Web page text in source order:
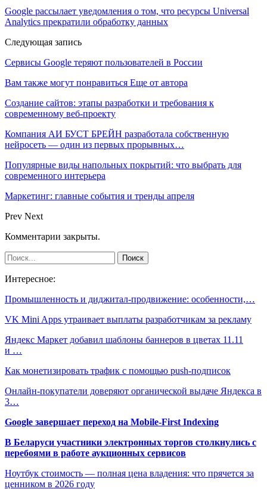
Google рассылает уведомления о том, что ресурсы Universal
Analytics прекратили обработку данных
Следующая запись
Сервисы Google теряют пользователей в России
Вам также могут понравиться Еще от автора
Создание сайтов: этапы разработки и требования к
современному веб-проекту
Компания АИ БУСТ БРЕЙН разработала собственную
нейросеть — один из первых прорывных…
Популярные виды напольных покрытий: что выбрать для
современного интерьера
Маркетинг: главные события и тренды апреля
Prev Next
Комментарии закрыты.
Интересное:
Промышленность и диджитал-продвижение: особенности,…
VK Mini Apps утраивает выплаты разработчикам за рекламу
Яндекс Маркет добавил шаблоны баннеров в цветах 11.11
и …
Как монетизировать трафик с помощью push-подписок
Онлайн-покупатели доверяют органической выдаче Яндекса в
3…
Google завершает переход на Mobile-First Indexing
В Беларуси участники электронных торгов столкнулись с
перебоями в работе аукционных сервисов
Ноутбук стоимость — полная цена владения: что прячется за
ценником в 2026 году